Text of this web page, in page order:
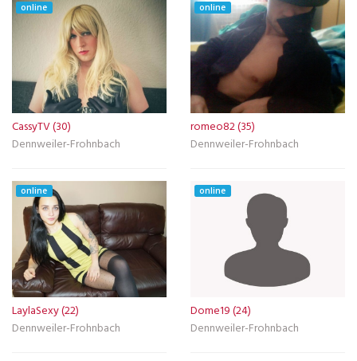
online
CassyTV (30)
Dennweiler-Frohnbach
online
romeo82 (35)
Dennweiler-Frohnbach
online
LaylaSexy (22)
Dennweiler-Frohnbach
online
Dome19 (24)
Dennweiler-Frohnbach